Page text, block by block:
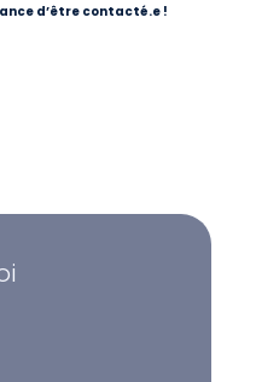
d’être contacté.e !